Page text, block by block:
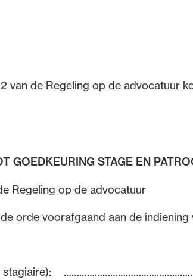
van de Regeling op de advocatuur
GOEDKEURING STAGE EN
Regeling op de advocatuur
orde voorafgaand aan de
stagiaire):